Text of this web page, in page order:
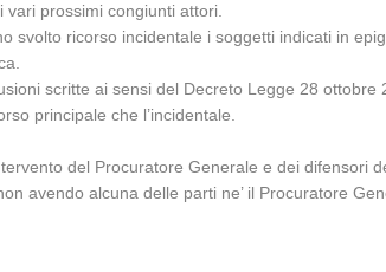
prossimi congiunti attori.
ricorso incidentale i soggetti indicati in
scritte ai sensi del Decreto Legge 28
principale che l’incidentale.
del Procuratore Generale e dei difensori
avendo alcuna delle parti ne’ il Procuratore